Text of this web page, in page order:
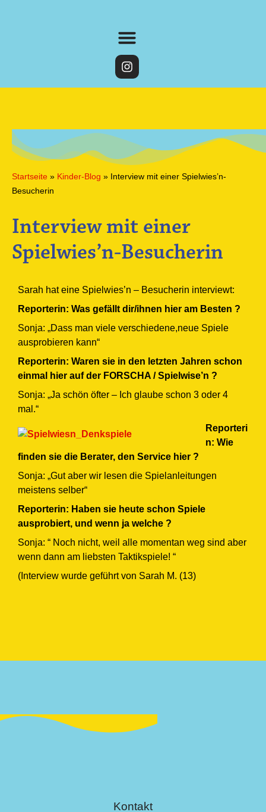
Startseite » Kinder-Blog » Interview mit einer Spielwies’n-
Besucherin
Interview mit einer
Spielwies’n-Besucherin
Sarah hat eine Spielwies’n – Besucherin interviewt:
Reporterin: Was gefällt dir/ihnen hier am Besten ?
Sonja: „Dass man viele verschiedene,neue Spiele
ausprobieren kann“
Reporterin: Waren sie in den letzten Jahren schon
einmal hier auf der FORSCHA / Spielwise’n ?
Sonja: „Ja schön öfter – Ich glaube schon 3 oder 4
mal.“
Reporteri
n: Wie
finden sie die Berater, den Service hier ?
Sonja: „Gut aber wir lesen die Spielanleitungen
meistens selber“
Reporterin: Haben sie heute schon Spiele
ausprobiert, und wenn ja welche ?
Sonja: “ Noch nicht, weil alle momentan weg sind aber
wenn dann am liebsten Taktikspiele! “
(Interview wurde geführt von Sarah M. (13)
Kontakt